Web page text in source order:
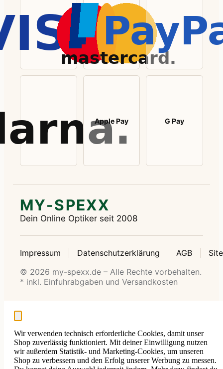
Apple Pay G Pay
MY-SPEXX
Dein Online Optiker seit 2008
Impressum Datenschutzerklärung AGB
© 2026 my-spexx.de – Alle Rechte vorbehalten.
* inkl. Einfuhrabgaben und Versandkosten
Wir verwenden technisch erforderliche Cookies, damit unser
Shop zuverlässig funktioniert. Mit deiner Einwilligung nutzen
wir außerdem Statistik- und Marketing-Cookies, um unseren
Shop zu verbessern und den Erfolg unserer Werbung zu messen.